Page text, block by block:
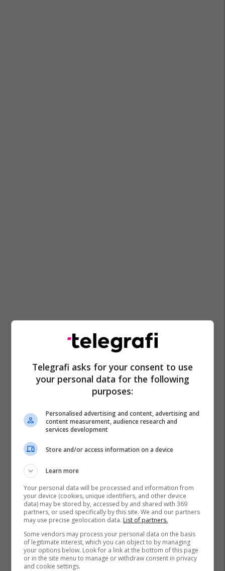
Telegrafi asks for your consent to use
your personal data for the following
purposes:
Personalised advertising and content, advertising and
content measurement, audience research and
services development
Store and/or access information on a device
Learn more
Your personal data will be processed and information from
your device (cookies, unique identifiers, and other device
data) may be stored by, accessed by and shared with 369
partners, or used specifically by this site. We and our partners
may use precise geolocation data. List of partners.
Some vendors may process your personal data on the basis
of legitimate interest, which you can object to by managing
your options below. Look for a link at the bottom of this page
or in the site menu to manage or withdraw consent in privacy
and cookie settings.